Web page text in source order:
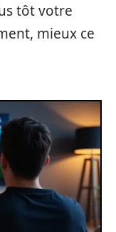
tôt votre
mieux ce